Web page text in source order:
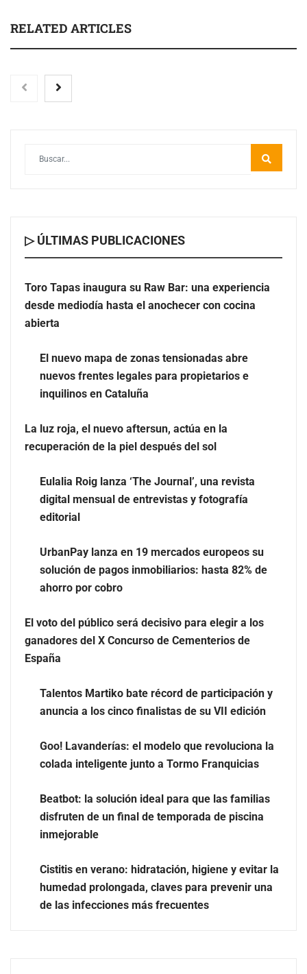
RELATED ARTICLES
Toro Tapas inaugura su Raw Bar: una experiencia
desde mediodía hasta el anochecer con cocina abierta
El nuevo mapa de zonas tensionadas abre nuevos
La luz roja, el nuevo aftersun, actúa en la recuperación
de la piel después del sol
Eulalia Roig lanza ‘The Journal’, una revista digital
mensual de entrevistas y fotografía editorial
de pagos inmobiliarios: hasta 82% de ahorro por cobro
El voto del público será decisivo para elegir a los
▷ ÚLTIMAS PUBLICACIONES
Toro Tapas inaugura su Raw Bar: una experiencia
desde mediodía hasta el anochecer con cocina
abierta
El nuevo mapa de zonas tensionadas abre
nuevos frentes legales para propietarios e
inquilinos en Cataluña
La luz roja, el nuevo aftersun, actúa en la
recuperación de la piel después del sol
Eulalia Roig lanza ‘The Journal’, una revista
digital mensual de entrevistas y fotografía
editorial
UrbanPay lanza en 19 mercados europeos su
solución de pagos inmobiliarios: hasta 82% de
ahorro por cobro
El voto del público será decisivo para elegir a los
ganadores del X Concurso de Cementerios de
España
Talentos Martiko bate récord de participación y
anuncia a los cinco finalistas de su VII edición
Goo! Lavanderías: el modelo que revoluciona la
colada inteligente junto a Tormo Franquicias
Beatbot: la solución ideal para que las familias
disfruten de un final de temporada de piscina
inmejorable
Cistitis en verano: hidratación, higiene y evitar la
humedad prolongada, claves para prevenir una
de las infecciones más frecuentes